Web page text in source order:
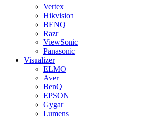
Vertex
Hikvision
BENQ
Razr
ViewSonic
Panasonic
Visualizer
ELMO
Aver
BenQ
EPSON
Gygar
Lumens